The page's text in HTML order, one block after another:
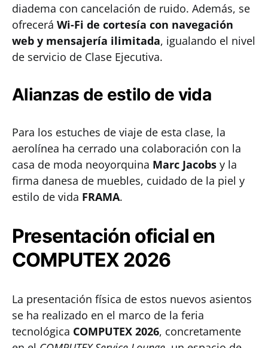
diadema con cancelación de ruido. Además, se
ofrecerá Wi-Fi de cortesía con navegación
web y mensajería ilimitada, igualando el nivel
de servicio de Clase Ejecutiva.
Alianzas de estilo de vida
Para los estuches de viaje de esta clase, la
aerolínea ha cerrado una colaboración con la
casa de moda neoyorquina Marc Jacobs y la
firma danesa de muebles, cuidado de la piel y
estilo de vida FRAMA.
Presentación oficial en
COMPUTEX 2026
La presentación física de estos nuevos asientos
se ha realizado en el marco de la feria
tecnológica COMPUTEX 2026, concretamente